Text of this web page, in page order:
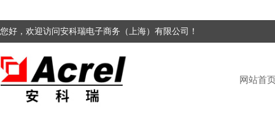
您好，欢迎访问安科瑞电子商务（上海）有限公司！
网站首